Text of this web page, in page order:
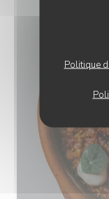
Politique